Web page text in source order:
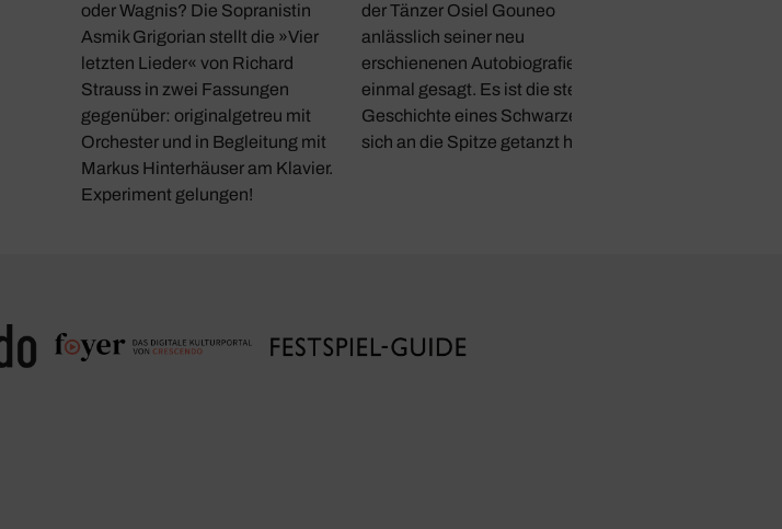
oder Wagnis? Die Sopranistin
Asmik Grigorian stellt die »Vier
letzten Lieder« von Richard
Strauss in zwei Fassungen
gegenüber: originalgetreu mit
Orchester und in Begleitung mit
Markus Hinterhäuser am Klavier.
Experiment gelungen!
der Tänzer Osiel Gouneo
anlässlich seiner neu
erschienenen Autobiografie
einmal gesagt. Es ist die steinige
Geschichte eines Schwarzen, der
sich an die Spitze getanzt hat.